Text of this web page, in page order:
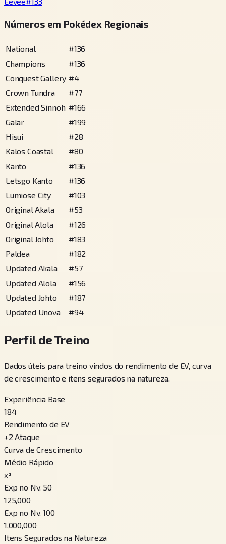
Números em Pokédex Regionais
National #136
Champions
#136
Conquest Gallery #4
Crown Tundra
#77
Extended Sinnoh #166
Galar
#199
Hisui
#28
Kalos Coastal
#80
Kanto
#136
Letsgo Kanto
#136
Lumiose City
#103
Original Akala
#53
Original Alola
#126
Original Johto
#183
Paldea
#182
Updated Akala
#57
Updated Alola
#156
Updated Johto
#187
Updated Unova
#94
Perfil de Treino
Dados úteis para treino vindos do rendimento de EV, curva
de crescimento e itens segurados na natureza.
Experiência Base
184
Rendimento de EV
+2 Ataque
Curva de Crescimento
Médio Rápido
x³
Exp no Nv. 50
125,000
Exp no Nv. 100
1,000,000
Itens Segurados na Natureza